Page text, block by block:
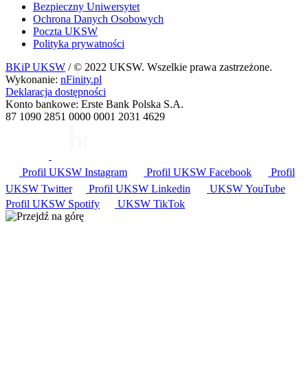
Bezpieczny Uniwersytet
Ochrona Danych Osobowych
Poczta UKSW
Polityka prywatności
BKiP UKSW / © 2022 UKSW. Wszelkie prawa zastrzeżone.
Wykonanie: nFinity.pl
Deklaracja dostępności
Konto bankowe: Erste Bank Polska S.A.
87 1090 2851 0000 0001 2031 4629
Profil UKSW Instagram Profil UKSW Facebook
Profil
UKSW Twitter Profil UKSW Linkedin UKSW YouTube
Profil UKSW Spotify UKSW TikTok